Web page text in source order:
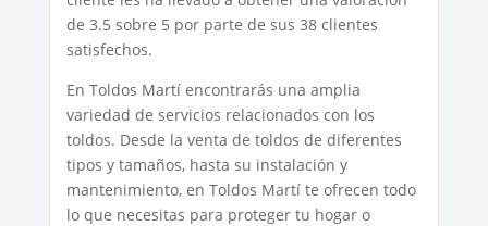
de 3.5 sobre 5 por parte de sus 38 clientes
satisfechos.
En Toldos Martí encontrarás una amplia
variedad de servicios relacionados con los
toldos. Desde la venta de toldos de diferentes
tipos y tamaños, hasta su instalación y
mantenimiento, en Toldos Martí te ofrecen todo
lo que necesitas para proteger tu hogar o